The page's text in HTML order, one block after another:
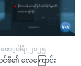
ဖာ္၀ါရီ၊ ၂၀၂၅
င်စီ၏ လေကြောင်း